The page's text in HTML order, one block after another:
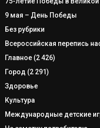
9 мая – День Победы
Без рубрики
Всероссийская перепись
Главное (2 426)
Город (2 291)
Здоровье
Культура
Международные детские